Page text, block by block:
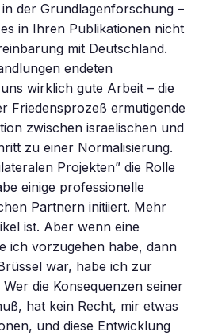
der Grundlagenforschung –
in Ihren Publikationen nicht
mit Deutschland.
endeten
wirklich gute Arbeit – die
Friedensprozeß ermutigende
zwischen israelischen und
zu einer Normalisierung.
Projekten” die Rolle
einige professionelle
Partnern initiiert. Mehr
ist. Aber wenn eine
ich vorzugehen habe, dann
war, habe ich zur
die Konsequenzen seiner
hat kein Recht, mir etwas
und diese Entwicklung